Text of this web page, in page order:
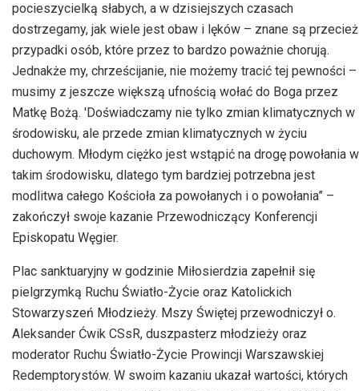
pocieszycielką słabych, a w dzisiejszych czasach
dostrzegamy, jak wiele jest obaw i lęków – znane są przecież
przypadki osób, które przez to bardzo poważnie chorują.
Jednakże my, chrześcijanie, nie możemy tracić tej pewności –
musimy z jeszcze większą ufnością wołać do Boga przez
Matkę Bożą. 'Doświadczamy nie tylko zmian klimatycznych w
środowisku, ale przede zmian klimatycznych w życiu
duchowym. Młodym ciężko jest wstąpić na drogę powołania w
takim środowisku, dlatego tym bardziej potrzebna jest
modlitwa całego Kościoła za powołanych i o powołania” –
zakończył swoje kazanie Przewodniczący Konferencji
Episkopatu Węgier.
Plac sanktuaryjny w godzinie Miłosierdzia zapełnił się
pielgrzymką Ruchu Światło-Życie oraz Katolickich
Stowarzyszeń Młodzieży. Mszy Świętej przewodniczył o.
Aleksander Ćwik CSsR, duszpasterz młodzieży oraz
moderator Ruchu Światło-Życie Prowincji Warszawskiej
Redemptorystów. W swoim kazaniu ukazał wartości, których